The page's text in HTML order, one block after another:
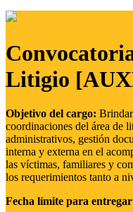
Litigio
Objetivo del cargo:
coordinaciones del área de
administrativos, gestión
interna y externa en el
las víctimas, familiares y
los requerimientos tanto a
Fecha límite para